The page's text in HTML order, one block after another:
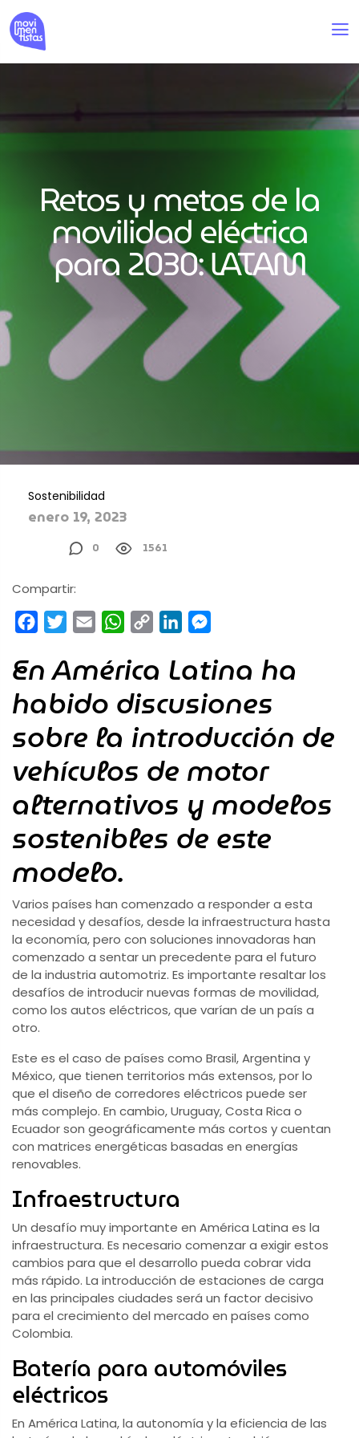
Retos y metas de la
movilidad eléctrica
para 2030: LATAM
Sostenibilidad
enero 19, 2023
0 1561
Compartir:
FacebookTwitterEmail WhatsApp
Copy
LinkedIn
En América Latina ha
habido discusiones
sobre la introducción de
vehículos de motor
alternativos y modelos
sostenibles de este
modelo.
Varios países han comenzado a responder a esta
necesidad y desafíos, desde la infraestructura hasta
la economía, pero con soluciones innovadoras han
comenzado a sentar un precedente para el futuro
de la industria automotriz. Es importante resaltar los
desafíos de introducir nuevas formas de movilidad,
como los autos eléctricos, que varían de un país a
otro.
Este es el caso de países como Brasil, Argentina y
México, que tienen territorios más extensos, por lo
que el diseño de corredores eléctricos puede ser
más complejo. En cambio, Uruguay, Costa Rica o
Ecuador son geográficamente más cortos y cuentan
con matrices energéticas basadas en energías
renovables.
Infraestructura
Un desafío muy importante en América Latina es la
infraestructura. Es necesario comenzar a exigir estos
cambios para que el desarrollo pueda cobrar vida
más rápido. La introducción de estaciones de carga
en las principales ciudades será un factor decisivo
para el crecimiento del mercado en países como
Colombia.
Batería para automóviles
eléctricos
En América Latina, la autonomía y la eficiencia de las